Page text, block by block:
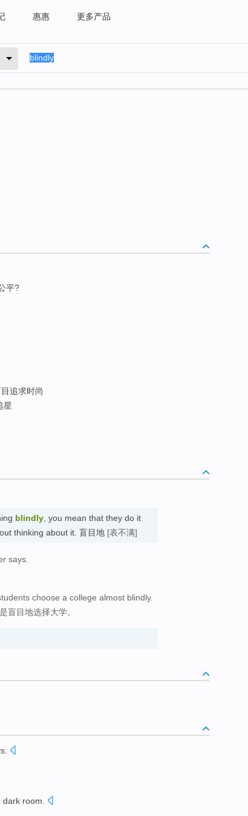
惠惠 更多产品
平?
追求时尚
星
blindly , you mean that they do it
thinking about it. 盲目地 [表不满]
says.
choose a college almost blindly.
盲目地选择大学。
dark room